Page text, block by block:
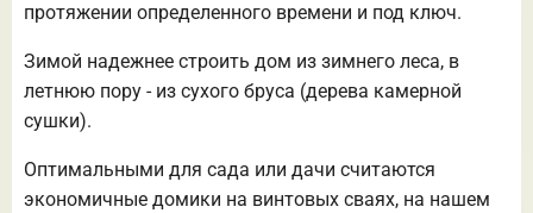
протяжении определенного времени и под ключ.
Зимой надежнее строить дом из зимнего леса, в
летнюю пору - из сухого бруса (дерева камерной
сушки).
Оптимальными для сада или дачи считаются
экономичные домики на винтовых сваях, на нашем